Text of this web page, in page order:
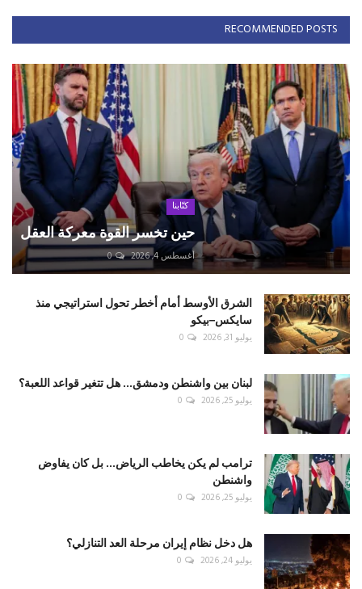
RECOMMENDED POSTS
كتّابنا
حين تخسر القوة معركة العقل
أغسطس 4, 2026 0
الشرق الأوسط أمام أخطر تحول استراتيجي منذ
سايكس–بيكو
يوليو 31, 2026 0
لبنان بين واشنطن ودمشق... هل تتغير قواعد اللعبة؟
يوليو 25, 2026 0
ترامب لم يكن يخاطب الرياض... بل كان يفاوض
واشنطن
يوليو 25, 2026 0
هل دخل نظام إيران مرحلة العد التنازلي؟
يوليو 24, 2026 0